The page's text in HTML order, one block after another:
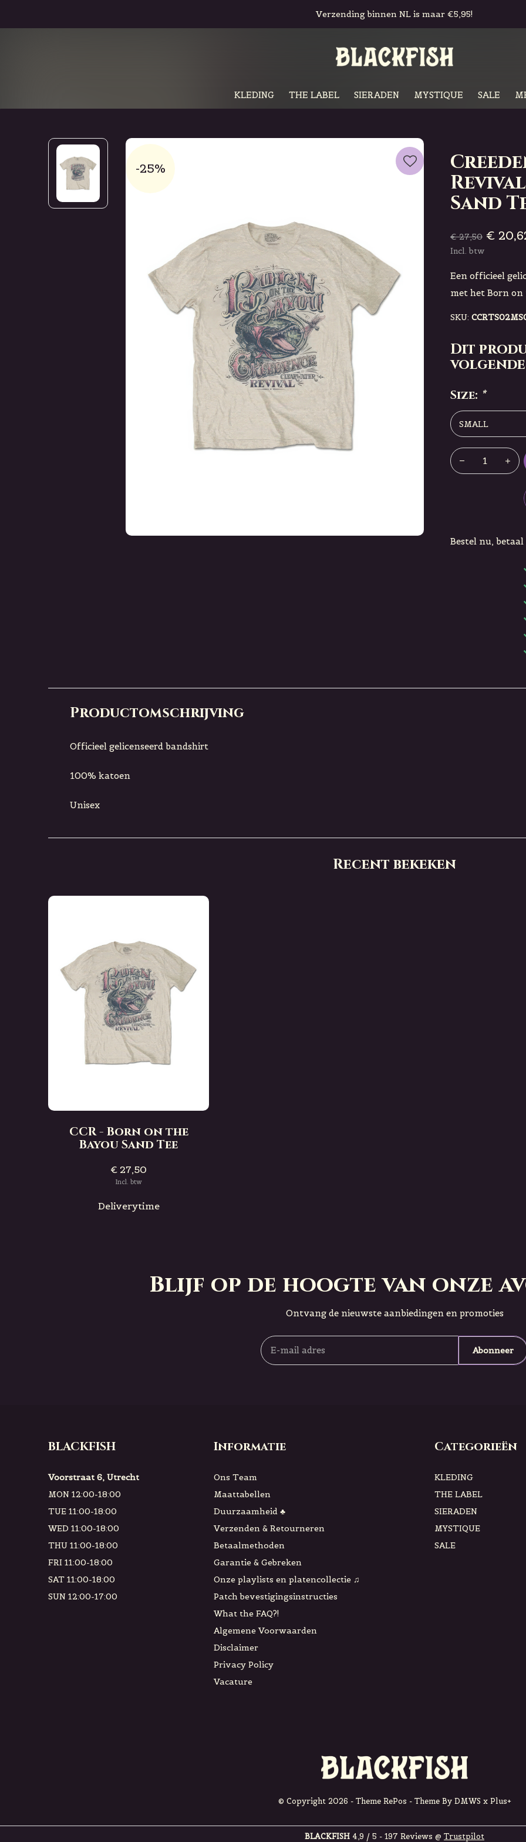
KLEDING THE LABEL SIERADEN MYSTIQUE SALE
Verzending binnen NL is maar €5,95!
-25%
Sand
€ 27,50 €
Incl. btw
Een officieel
met het Born on
SKU:
Dit
Size: *
Bestel nu,
Productomschrijving
Officieel gelicenseerd bandshirt
100% katoen
Unisex
Recent bekeken
CCR - Born on the
Bayou Sand Tee
€ 27,50
Incl. btw
Deliverytime
Blijf op de hoogte van onze
Ontvang de nieuwste aanbiedingen en promoties
Abonneer
BLACKFISH
Voorstraat 6, Utrecht
MON 12:00-18:00
TUE 11:00-18:00
WED 11:00-18:00
THU 11:00-18:00
FRI 11:00-18:00
SAT 11:00-18:00
SUN 12:00-17:00
Informatie
Ons Team
Maattabellen
Duurzaamheid ♣
Verzenden & Retourneren
Betaalmethoden
Garantie & Gebreken
Onze playlists en platencollectie ♫
Patch bevestigingsinstructies
What the FAQ?!
Algemene Voorwaarden
Disclaimer
Privacy Policy
Vacature
Categorieën
KLEDING
THE LABEL
SIERADEN
MYSTIQUE
SALE
© Copyright 2026 - Theme RePos - Theme By DMWS x Plus+
BLACKFISH 4,9 / 5 - 197 Reviews @ Trustpilot